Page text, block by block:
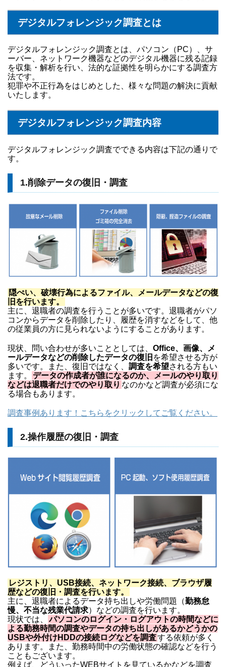
デジタルフォレンジック調査とは
デジタルフォレンジック調査とは、パソコン（PC）、サ
ーバー、ネットワーク機器などのデジタル機器に残る記録
を収集・解析を行い、法的な証拠性を明らかにする調査方
法です。
犯罪や不正行為をはじめとした、様々な問題の解決に貢献
いたします。
デジタルフォレンジック調査内容
デジタルフォレンジック調査でできる内容は下記の通りで
す。
1.削除データの復旧・調査
隠ぺい、破壊行為によるファイル、メールデータなどの復
旧を行います。
主に、退職者の調査を行うことが多いです。退職者がパソ
コンからデータを削除したり、履歴を消すなどをして、他
の従業員の方に見られないようにすることがあります。
現状、問い合わせが多いこととしては、 Office、画像、メ
ールデータなどの削除したデータの復旧 を希望させる方が
多いです。また、復旧ではなく、 調査を希望される方もい
ます。
データの作成者が誰になるのか、メールのやり取り
などは退職者だけでのやり取り なのかなど調査が必須にな
る場合もあります。
調査事例あります！こちらをクリックしてご覧ください。
2.操作履歴の復旧・調査
レジストリ、USB接続、ネットワーク接続、ブラウザ履
歴などの復旧・調査を行います。
主に、退職者によるデータ持ち出しや労働問題（勤務怠
慢、不当な残業代請求）などの調査を行います。
現状では、
パソコンのログイン・ログアウトの時間などに
よる勤務時間の調査やデータの持ち出しがあるかどうかの
USBや外付けHDDの接続ログなどを調査する依頼が多く
あります。また、勤務時間中の労働状態の確認などを行う
こともございます。
例えば、どういったWEBサイトを見ているかなどを調査